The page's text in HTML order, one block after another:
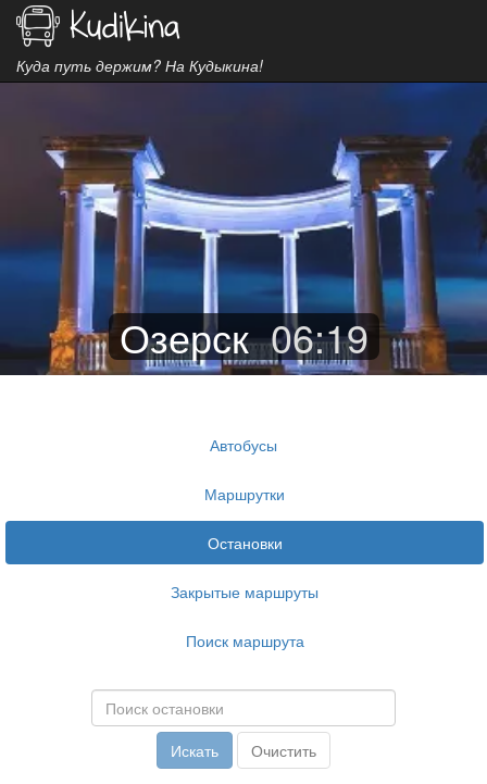
Куда путь держим? На Кудыкина!
Озерск 06:19
Автобусы
Маршрутки
Остановки
Закрытые маршруты
Поиск маршрута